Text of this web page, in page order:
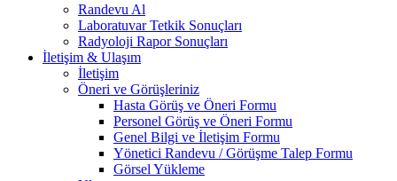
Randevu Al
Laboratuvar Tetkik Sonuçları
Radyoloji Rapor Sonuçları
İletişim & Ulaşım
İletişim
Öneri ve Görüşleriniz
Hasta Görüş ve Öneri Formu
Personel Görüş ve Öneri Formu
Genel Bilgi ve İletişim Formu
Yönetici Randevu / Görüşme Talep Formu
Görsel Yükleme